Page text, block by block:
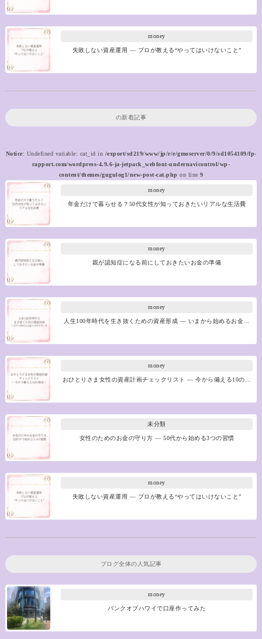
money
失敗しない資産運用 ― プロが教える“やってはいけないこと”
の新着記事
Notice: Undefined variable: cat_id in /export/sd219/www/jp/r/e/gmoserver/0/9/sd1054109/fp-
rapport.com/wordpress-4.9.6-ja-jetpack_webfont-undernavicontrol/wp-
content/themes/gugulog1/new-post-cat.php on line 9
money
年金だけで暮らせる？50代女性が知っておきたいリアルな生活費
money
親が認知症になる前にしておきたいお金の準備
money
人生100年時代を生き抜くための資産形成 ― いまから始めるお金…
money
おひとりさま女性の資産計画チェックリスト ― 今から備える10の…
未分類
女性のためのお金の守り方 ― 50代から始める3つの習慣
money
失敗しない資産運用 ― プロが教える“やってはいけないこと”
ブログ全体の人気記事
money
バンクオブハワイで口座作ってみた